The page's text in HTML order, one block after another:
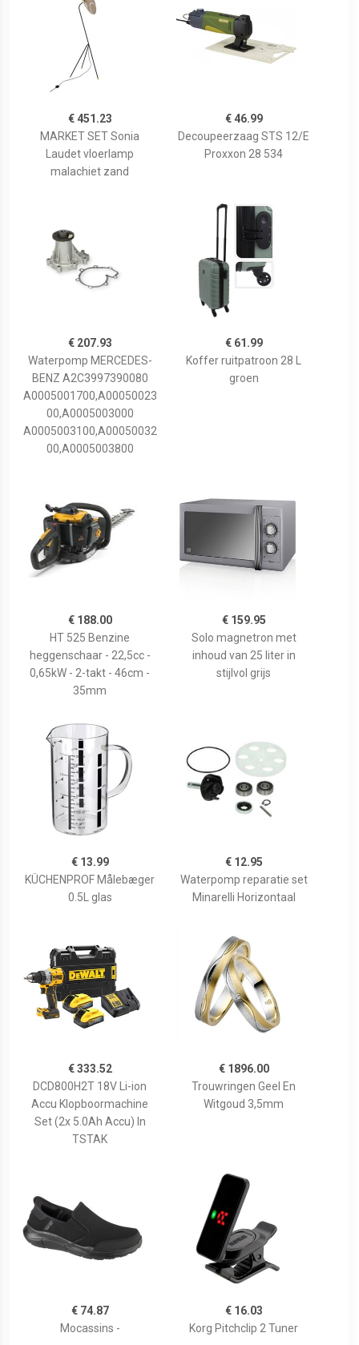
€ 451.23
MARKET SET Sonia
Laudet vloerlamp
malachiet zand
€ 46.99
Decoupeerzaag STS 12/E
Proxxon 28 534
€ 207.93
Waterpomp MERCEDES-
BENZ A2C3997390080
A0005001700,A00050023
00,A0005003000
A0005003100,A00050032
00,A0005003800
€ 61.99
Koffer ruitpatroon 28 L
groen
€ 188.00
HT 525 Benzine
heggenschaar - 22,5cc -
0,65kW - 2-takt - 46cm -
35mm
€ 159.95
Solo magnetron met
inhoud van 25 liter in
stijlvol grijs
€ 13.99
KÜCHENPROF Målebæger
0.5L glas
€ 12.95
Waterpomp reparatie set
Minarelli Horizontaal
€ 333.52
DCD800H2T 18V Li-ion
Accu Klopboormachine
Set (2x 5.0Ah Accu) In
TSTAK
€ 1896.00
Trouwringen Geel En
Witgoud 3,5mm
€ 74.87
Mocassins -
€ 16.03
Korg Pitchclip 2 Tuner